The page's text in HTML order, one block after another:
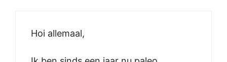
Hoi allemaal,